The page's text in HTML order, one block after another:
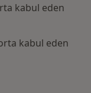
kabul eden
kabul eden